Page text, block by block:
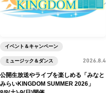
公開生放送やライブを楽しめる「みなと
みらいKINGDOM SUMMER 2026」
イベント＆キャンペーン
ミュージック＆ダンス 2026.8.4